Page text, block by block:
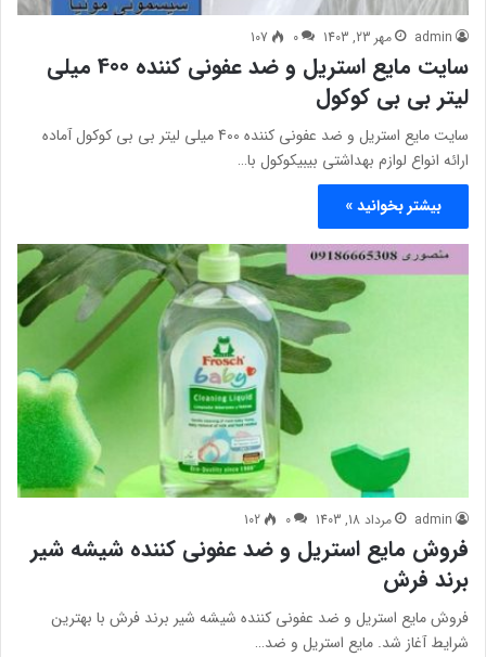
admin مهر 23, 1403 0
107
سایت مایع استریل و ضد عفونی کننده 400 میلی
لیتر بی بی کوکول
سایت مایع استریل و ضد عفونی کننده 400 میلی لیتر بی بی کوکول آماده
ارائه انواع لوازم بهداشتی بیبیکوکول با…
بیشتر بخوانید »
admin مرداد 18, 1403 0
102
فروش مایع استریل و ضد عفونی کننده شیشه شیر
برند فرش
فروش مایع استریل و ضد عفونی کننده شیشه شیر برند فرش با بهترین
شرایط آغاز شد. مایع استریل و ضد…